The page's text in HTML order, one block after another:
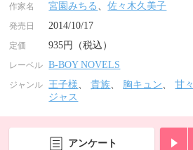
作家名 宮園みちる 、佐々木久美子
発売日 2014/10/17
定価 935円（税込）
レーベル B-BOY NOVELS
ジャンル 王子様、貴族、 胸キュン、甘々
ジャス
アンケート